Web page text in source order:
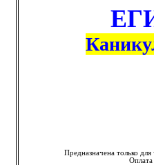
Предназначена только
Оплата